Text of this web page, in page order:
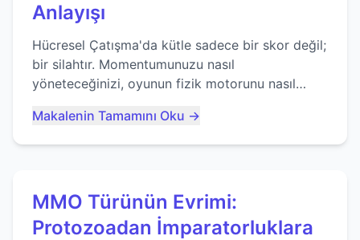
Anlayışı
Hücresel Çatışma'da kütle sadece bir skor değil;
bir silahtır. Momentumunuzu nasıl
yöneteceğinizi, oyunun fizik motorunu nasıl
ustalaşacağınızı öğrenin...
Makalenin Tamamını Oku →
MMO Türünün Evrimi:
Protozoadan İmparatorluklara